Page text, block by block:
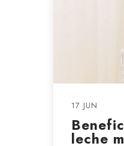
17 JUN
leche